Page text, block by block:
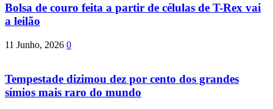
Bolsa de couro feita a partir de células de T-Rex vai
a leilão
11 Junho, 2026 0
Tempestade dizimou dez por cento dos grandes
símios mais raro do mundo